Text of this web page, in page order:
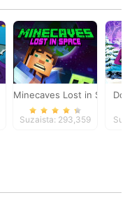
Minecaves Lost in Space
Suzaista: 293,359